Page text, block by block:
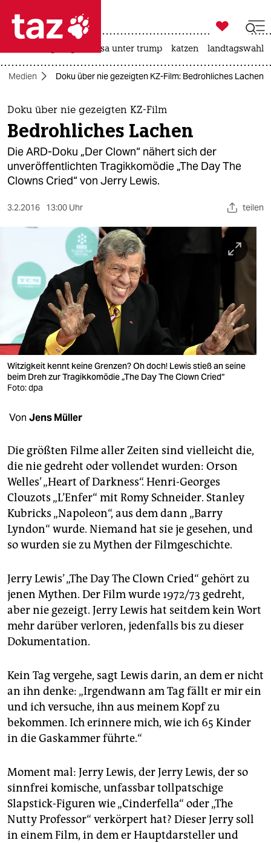
 taz zahl ich
taz zahl ich
themen
politik
öko
berlin
nord
wahrheit
verlag
verlag
shop
fragen & hilfe
unterstützen
abo
genossenschaft
epaper login

taz zahl ich
usa unter trump katzen landtagswahl
Medien Doku über nie gezeigten KZ-Film: Bedrohliches Lachen
Doku über nie gezeigten KZ-Film
Bedrohliches Lachen
Die ARD-Doku „Der Clown“ nähert sich der
unveröffentlichten Tragikkomödie „The Day The
Clowns Cried“ von Jerry Lewis.
3.2.2016 13:00 Uhr teilen
Witzigkeit kennt keine Grenzen? Oh doch! Lewis stieß an seine
beim Dreh zur Tragikkomödie „The Day The Clown Cried“
Foto: dpa
Von Jens Müller
Die größten Filme aller Zeiten sind vielleicht die,
die nie gedreht oder vollendet wurden: Orson
Welles’ „Heart of Darkness“. Henri-Georges
Clouzots „L’Enfer“ mit Romy Schneider. Stanley
Kubricks „Napoleon“, aus dem dann „Barry
Lyndon“ wurde. Niemand hat sie je gesehen, und
so wurden sie zu Mythen der Filmgeschichte.
Jerry Lewis’ „The Day The Clown Cried“ gehört zu
jenen Mythen. Der Film wurde 1972/73 gedreht,
aber nie gezeigt. Jerry Lewis hat seitdem kein Wort
mehr darüber verloren, jedenfalls bis zu dieser
Dokumentation.
Kein Tag vergehe, sagt Lewis darin, an dem er nicht
an ihn denke: „Irgendwann am Tag fällt er mir ein
und ich versuche, ihn aus meinem Kopf zu
bekommen. Ich erinnere mich, wie ich 65 Kinder
in die Gaskammer führte.“
Moment mal: Jerry Lewis, der Jerry Lewis, der so
sinnfrei komische, unfassbar tollpatschige
Slapstick-Figuren wie „Cinderfella“ oder „The
Nutty Professor“ verkörpert hat? Dieser Jerry soll
in einem Film, in dem er Hauptdarsteller und